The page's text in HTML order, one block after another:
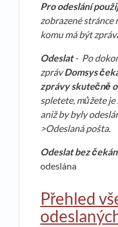
Pro odeslání
zobrazené stránce
komu má být
Odeslat - Po
zprávDomsys
zprávy skutečně
spletete, můžete
aniž by byly
>Odeslaná pošta.
Odeslat bez
odeslána
Přehled